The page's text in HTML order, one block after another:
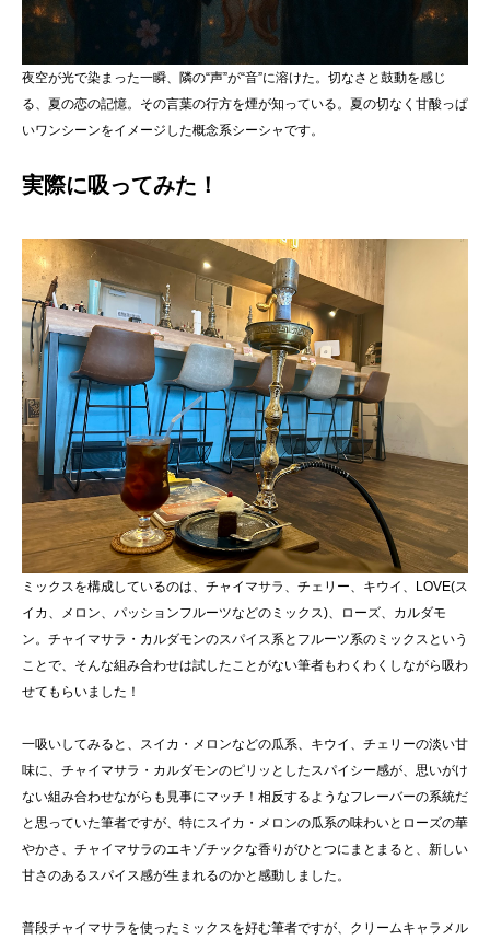
夜空が光で染まった一瞬、隣の“声”が“音”に溶けた。切なさと鼓動を感じ
る、夏の恋の記憶。その言葉の行方を煙が知っている。夏の切なく甘酸っぱ
いワンシーンをイメージした概念系シーシャです。
実際に吸ってみた！
ミックスを構成しているのは、チャイマサラ、チェリー、キウイ、LOVE(ス
イカ、メロン、パッションフルーツなどのミックス)、ローズ、カルダモ
ン。チャイマサラ・カルダモンのスパイス系とフルーツ系のミックスという
ことで、そんな組み合わせは試したことがない筆者もわくわくしながら吸わ
せてもらいました！
一吸いしてみると、スイカ・メロンなどの瓜系、キウイ、チェリーの淡い甘
味に、チャイマサラ・カルダモンのピリッとしたスパイシー感が、思いがけ
ない組み合わせながらも見事にマッチ！相反するようなフレーバーの系統だ
と思っていた筆者ですが、特にスイカ・メロンの瓜系の味わいとローズの華
やかさ、チャイマサラのエキゾチックな香りがひとつにまとまると、新しい
甘さのあるスパイス感が生まれるのかと感動しました。
普段チャイマサラを使ったミックスを好む筆者ですが、クリームキャラメル